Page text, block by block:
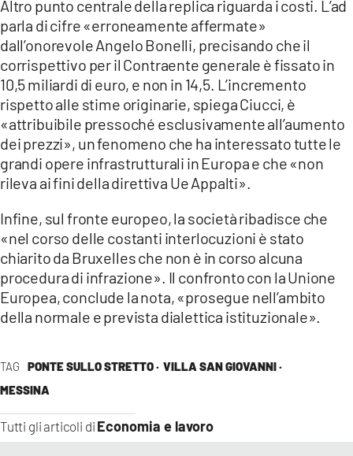
TAG PONTE SULLO STRETTO · VILLA SAN GIOVANNI ·
MESSINA
Tutti gli articoli di Economia e lavoro
Altro punto centrale della replica riguarda i costi. L’ad
parla di cifre «erroneamente affermate»
dall’onorevole Angelo Bonelli, precisando che il
corrispettivo per il Contraente generale è fissato in
10,5 miliardi di euro, e non in 14,5. L’incremento
rispetto alle stime originarie, spiega Ciucci, è
«attribuibile pressoché esclusivamente all’aumento
dei prezzi», un fenomeno che ha interessato tutte le
grandi opere infrastrutturali in Europa e che «non
rileva ai fini della direttiva Ue Appalti».
Infine, sul fronte europeo, la società ribadisce che
«nel corso delle costanti interlocuzioni è stato
chiarito da Bruxelles che non è in corso alcuna
procedura di infrazione». Il confronto con la Unione
Europea, conclude la nota, «prosegue nell’ambito
della normale e prevista dialettica istituzionale».